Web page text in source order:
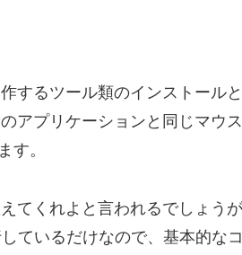
するツール類のインストール
アプリケーションと同じマウ
す。
てくれよと言われるでしょう
ているだけなので、基本的な